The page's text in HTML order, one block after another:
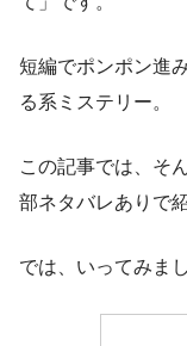
短編でポンポン進
る系ミステリー。
この記事では、そ
部ネタバレありで
では、いってみま